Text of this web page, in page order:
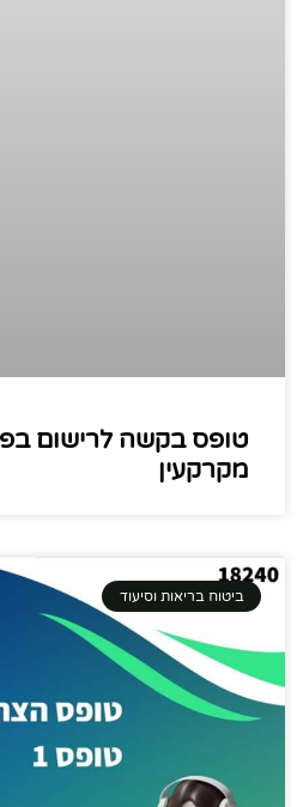
טופס בקשה לרישום
מקרקעין
ביטוח בריאות וסיעוד